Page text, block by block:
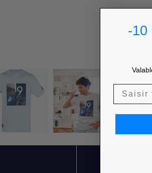
-10